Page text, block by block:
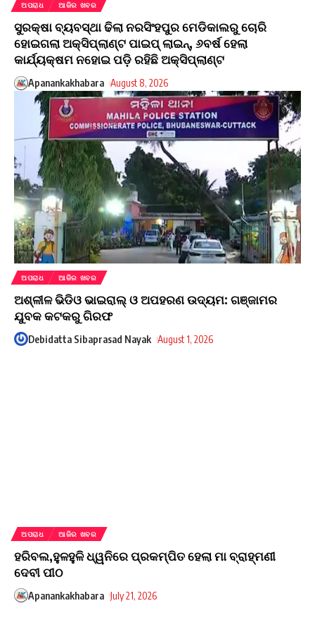
ଅପରାଧ ଆଜିର ଖବର
ସୁରକ୍ଷା ବ୍ୟବସ୍ଥା ଢିଲା ନରସିଂହପୁର ମେଡିକାଲରୁ ଚୋରି
ହୋଇଗଲା ଅକ୍ସିପ୍ଲାଣ୍ଟ ପାଇପ୍ ଲାଇନ୍, ୬ବର୍ଷ ହେଲା
କାର୍ଯ୍ୟକ୍ଷମ ନହୋଇ ପଡ଼ି ରହିଛି ଅକ୍ସିପ୍ଲାଣ୍ଟ
Apanankakhabara August 8, 2026
ଅପରାଧ ଆଜିର ଖବର
ଅଶ୍ଳୀଳ ଭିଡିଓ ଭାଇରାଲ୍ ଓ ଅପହରଣ ଉଦ୍ୟମ: ଗଞ୍ଜାମର
ଯୁବକ କଟକରୁ ଗିରଫ
Debidatta Sibaprasad Nayak August 1, 2026
ଅପରାଧ ଆଜିର ଖବର
ହରିବଲ,ହୁଳହୁଳି ଧ୍ୱନିରେ ପ୍ରକମ୍ପିତ ହେଲା ମା ବ୍ରାହ୍ମଣୀ
ଦେବୀ ପୀଠ
Apanankakhabara July 21, 2026